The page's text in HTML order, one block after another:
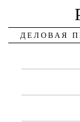
ДЕЛОВАЯ